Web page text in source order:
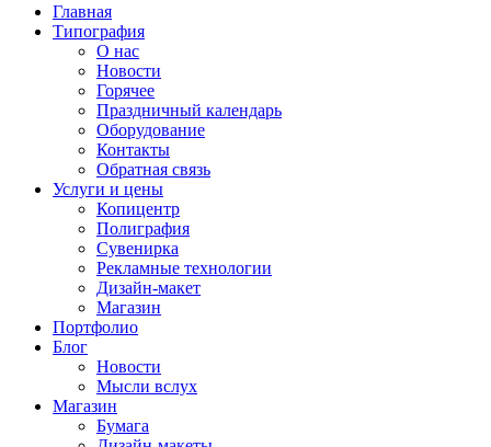
Главная
Типография
О нас
Новости
Горячее
Праздничный календарь
Оборудование
Контакты
Обратная связь
Услуги и цены
Копицентр
Полиграфия
Сувенирка
Рекламные технологии
Дизайн-макет
Магазин
Портфолио
Блог
Новости
Мысли вслух
Магазин
Бумага